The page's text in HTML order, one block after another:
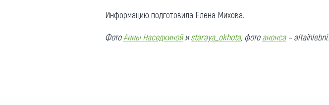
Информацию подготовила Елена Михова.
ФотоАнны Наседкинойиstaraya_okhota, фотоанонса– altaihlebni.